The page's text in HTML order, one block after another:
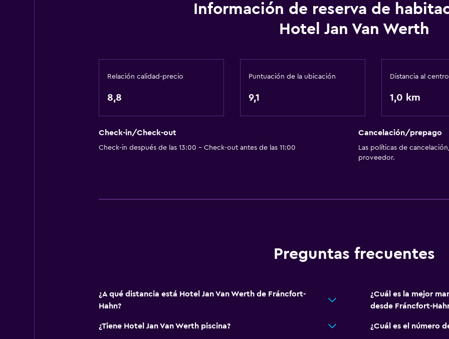
Accesibilidad y
Para no fumadores
Almohada sin plumas
Comedor
Tetera/cafetera
Nevera
Sistema de
TV
Botella de agua
Cuna/cama nido disponibles
Información de reserva de
Hotel Jan Van Werth
Relación calidad-precio
8,8
Puntuación de la ubicación
9,1
Distancia al centro
1,0 km
Check-in/Check-out
Check-in después de las 13:00 - Check-out antes de las 11:00
Cancelación/prepago
Las políticas de
proveedor.
Preguntas frecuentes
¿A qué distancia está Hotel Jan Van Werth de Fráncfort-
Hahn?
¿Cuál es la mejor
desde Fráncfort-
¿Tiene Hotel Jan Van Werth piscina? ¿Cuál es el número